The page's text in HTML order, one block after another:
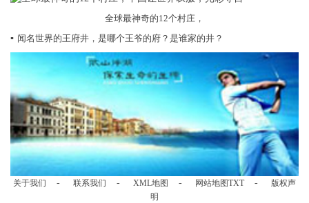
全球最神奇的12个村庄，
▪ 闻名世界的王府井，是哪个王爷的府？是谁家的井？
关于我们 - 联系我们 - XML地图 - 网站地图TXT -
版权声
明